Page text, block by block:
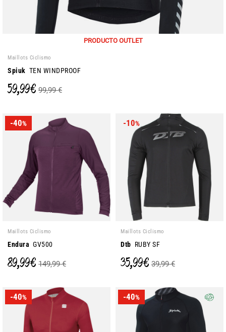
PRODUCTO OUTLET
Maillots Ciclismo
Spiuk TEN WINDPROOF
59,99 € 99,99 €
-40%
Maillots Ciclismo
Endura GV500
89,99 € 149,99 €
-10%
Maillots Ciclismo
Dtb RUBY SF
35,99 € 39,99 €
-40% -40%